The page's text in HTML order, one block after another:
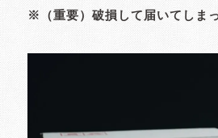
※（重要）破損して届いてしま